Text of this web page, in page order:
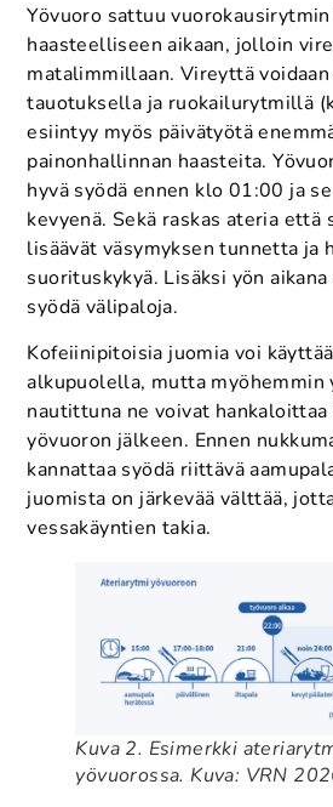
Yövuoro sattuu
haasteelliseen aikaan, jolloin
matalimmillaan. Vireyttä
tauotuksella ja ruokailurytmillä
esiintyy myös päivätyötä
painonhallinnan haasteita.
hyvä syödä ennen klo 01:00 ja
kevyenä. Sekä raskas ateria että
lisäävät väsymyksen tunnetta ja
suorituskykyä. Lisäksi yön
syödä välipaloja.
Kofeiinipitoisia juomia voi
alkupuolella, mutta myöhemmin
nautittuna ne voivat
yövuoron jälkeen. Ennen
kannattaa syödä riittävä
juomista on järkevää välttää,
vessakäyntien takia.
Kuva 2. Esimerkki
yövuorossa. Kuva: VRN